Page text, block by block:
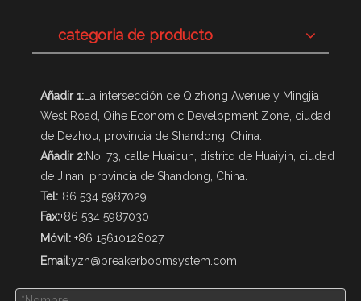
categoria de producto
Añadir 1: La intersección de Qizhong Avenue y Mingjia
West Road, Qihe Economic Development Zone, ciudad
de Dezhou, provincia de Shandong, China.
Añadir 2:No. 73, calle Huaicun, distrito de Huaiyin, ciudad
de Jinan, provincia de Shandong, China.
Tel:+86 534 5987029
Fax:+86 534 5987030
Móvil: +86 15610128027
Email:yzh@breakerboomsystem.com